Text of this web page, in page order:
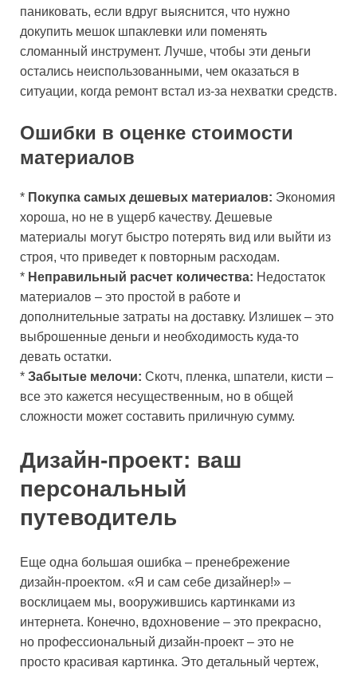
паниковать, если вдруг выяснится, что нужно
докупить мешок шпаклевки или поменять
сломанный инструмент. Лучше, чтобы эти деньги
остались неиспользованными, чем оказаться в
ситуации, когда ремонт встал из-за нехватки средств.
Ошибки в оценке стоимости
материалов
* Покупка самых дешевых материалов: Экономия
хороша, но не в ущерб качеству. Дешевые
материалы могут быстро потерять вид или выйти из
строя, что приведет к повторным расходам.
* Неправильный расчет количества: Недостаток
материалов – это простой в работе и
дополнительные затраты на доставку. Излишек – это
выброшенные деньги и необходимость куда-то
девать остатки.
* Забытые мелочи: Скотч, пленка, шпатели, кисти –
все это кажется несущественным, но в общей
сложности может составить приличную сумму.
Дизайн-проект: ваш
персональный
путеводитель
Еще одна большая ошибка – пренебрежение
дизайн-проектом. «Я и сам себе дизайнер!» –
восклицаем мы, вооружившись картинками из
интернета. Конечно, вдохновение – это прекрасно,
но профессиональный дизайн-проект – это не
просто красивая картинка. Это детальный чертеж,